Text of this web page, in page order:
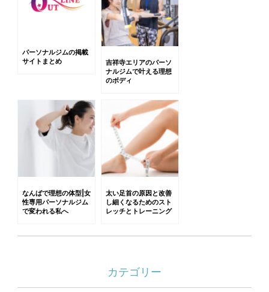
パーソナルジムの掲載
サイトまとめ
吉祥寺エリアのパーソ
ナルジムで叶える理想
のボディ
なんばで理想の体型|女
性専用パーソナルジム
で変われる私へ
太い足首の原因と改善
し細くなるためのスト
レッチとトレーニング
カテゴリー